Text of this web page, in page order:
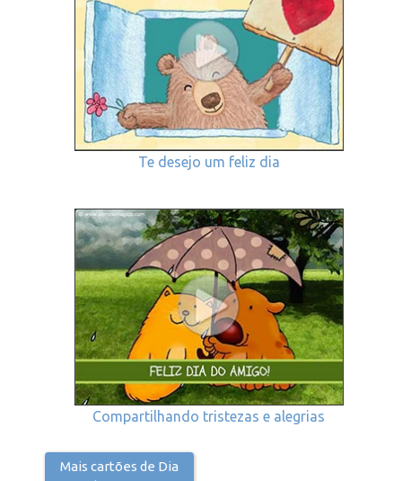
Te desejo um feliz dia
Compartilhando tristezas e alegrias
Mais cartões de Dia